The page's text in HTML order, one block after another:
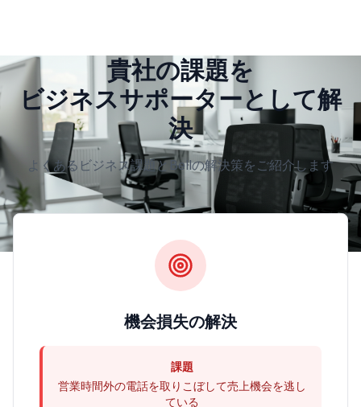
貴社の課題を
ビジネスサポーターとして解
決
よくあるビジネス課題とBellの解決策をご紹介します
機会損失の解決
課題
営業時間外の電話を取りこぼして売上機会を逃し
ている